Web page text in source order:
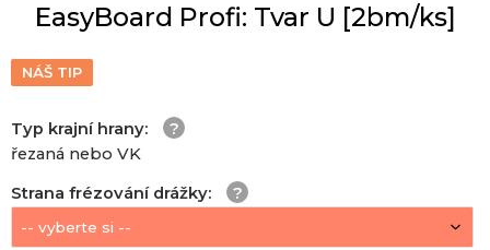
EasyBoard Profi: Tvar U [2bm/ks]
NÁŠ TIP
Typ krajní hrany:
řezaná nebo VK
Strana frézování drážky: